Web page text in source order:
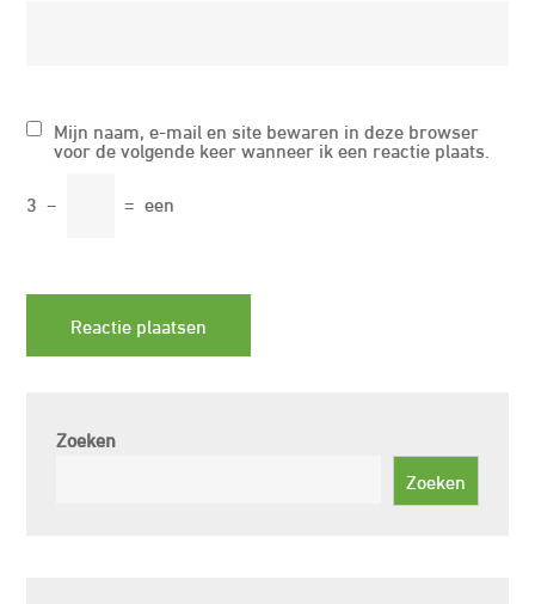
Mijn naam, e-mail en site bewaren in deze browser
voor de volgende keer wanneer ik een reactie plaats.
3 − = een
Zoeken
Zoeken